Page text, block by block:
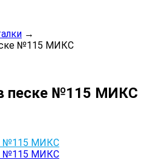
→
№115 МИКС
песке №115 МИКС